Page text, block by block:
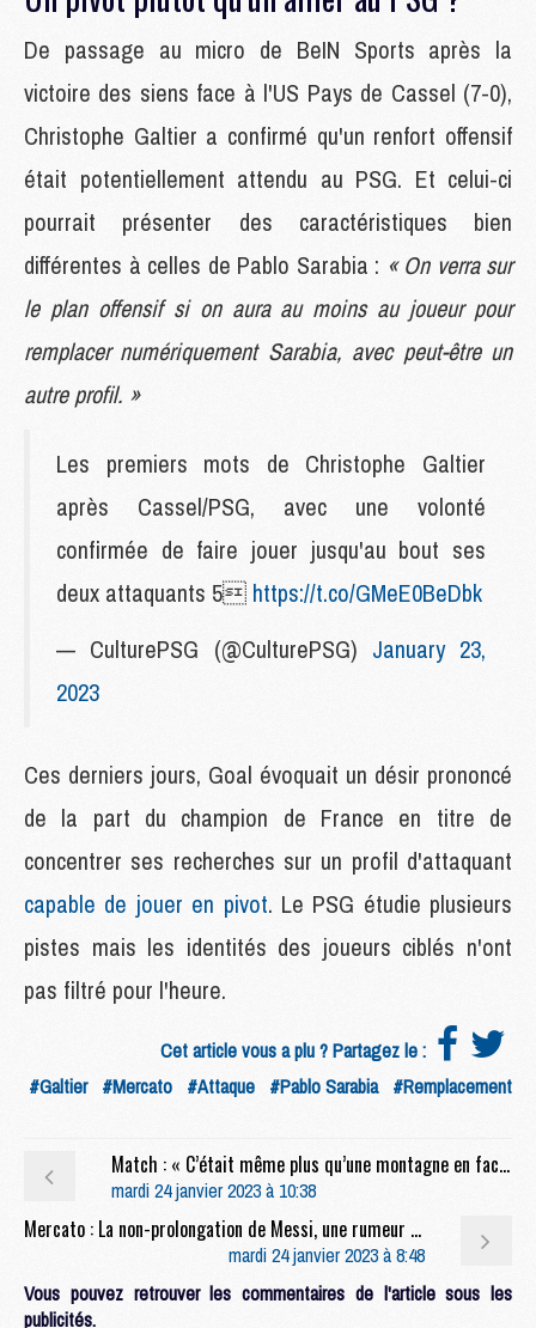
De passage au micro de BeIN Sports après la
victoire des siens face à l'US Pays de Cassel (7-0),
Christophe Galtier a confirmé qu'un renfort offensif
était potentiellement attendu au PSG. Et celui-ci
pourrait présenter des caractéristiques bien
différentes à celles de Pablo Sarabia : « On verra sur
le plan offensif si on aura au moins au joueur pour
remplacer numériquement Sarabia, avec peut-être un
autre profil. »
Les premiers mots de Christophe Galtier
après Cassel/PSG, avec une volonté
confirmée de faire jouer jusqu'au bout ses
deux attaquants 5 https://t.co/GMeE0BeDbk
— CulturePSG (@CulturePSG) January 23,
2023
Ces derniers jours, Goal évoquait un désir prononcé
de la part du champion de France en titre de
concentrer ses recherches sur un profil d'attaquant
capable de jouer en pivot. Le PSG étudie plusieurs
pistes mais les identités des joueurs ciblés n'ont
pas filtré pour l'heure.
Cet article vous a plu ? Partagez le :
#Galtier #Mercato #Attaque #Pablo Sarabia #Remplacement
Match : « C’était même plus qu’une montagne en face », l’US Pays de Cassel réaliste après la défaite face au PSG
mardi 24 janvier 2023 à 10:38
Mercato : La non-prolongation de Messi, une rumeur venue du Barça ?
mardi 24 janvier 2023 à 8:48
Vous pouvez retrouver les commentaires de l'article sous les
publicités.